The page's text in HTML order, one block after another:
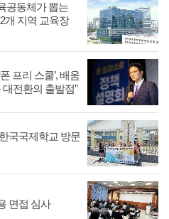
공동체가 뽑는
개 지역 교육장
프리 스쿨’, 배움
전환의 출발점”
국국제학교 방문
면접 심사